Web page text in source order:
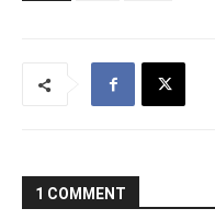
1 COMMENT